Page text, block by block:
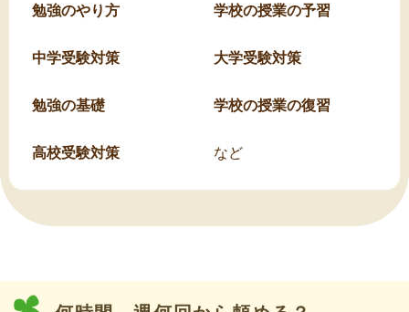
勉強のやり方 学校の授業の予習
中学受験対策 大学受験対策
勉強の基礎 学校の授業の復習
高校受験対策 など